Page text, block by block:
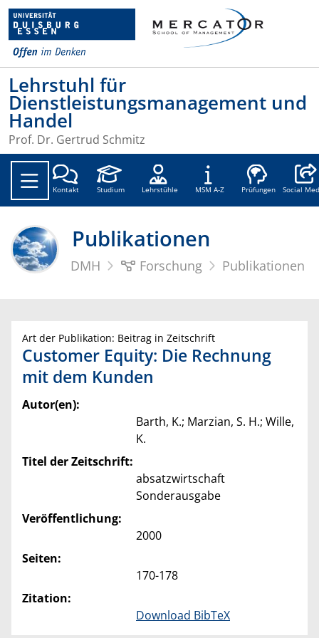
Lehrstuhl für
Dienstleistungsmanagement und
Handel
Prof. Dr. Gertrud Schmitz
Kontakt Studium Lehrstühle MSM A-Z Prüfungen Social
Publikationen
DMH Forschung Publikationen
Art der Publikation: Beitrag in Zeitschrift
Customer Equity: Die Rechnung
mit dem Kunden
Autor(en):
Barth, K.; Marzian, S. H.; Wille,
K.
Titel der Zeitschrift:
absatzwirtschaft
Sonderausgabe
Veröffentlichung:
2000
Seiten:
170-178
Zitation:
Download BibTeX